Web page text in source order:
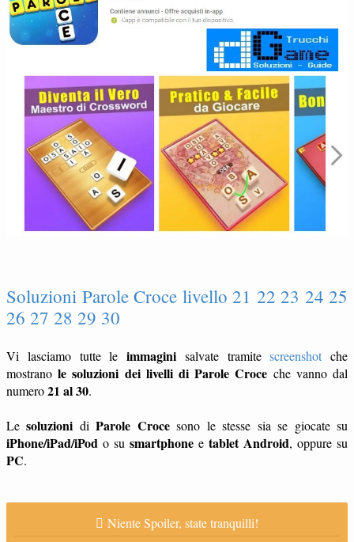
Soluzioni Parole Croce livello 21 22 23 24 25
26 27 28 29 30
Vi lasciamo tutte le immagini salvate tramitescreenshot che
mostranole soluzioni dei livelli di Parole Croce che vanno dal
numero21 al 30.
Lesoluzioni diParole Crocesono le stesse sia se giocate su
iPhone/iPad/iPod o su smartphone e tablet Android, oppure su
PC.
Niente Spoiler, state tranquilli!